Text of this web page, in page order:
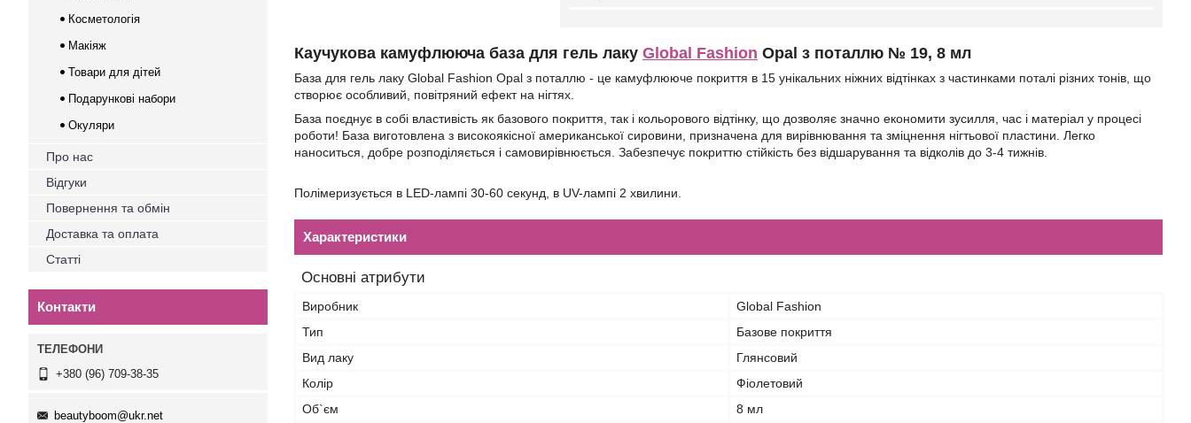
Каучукова камуфлююча база для гель лаку Global Fashion Opal з поталлю № 19, 8 мл
База для гель лаку Global Fashion Opal з поталлю - це камуфлююче покриття в 15 унікальних ніжних відтінках з частинками поталі різних тонів, що
створює особливий, повітряний ефект на нігтях.
База поєднує в собі властивість як базового покриття, так і кольорового відтінку, що дозволяє значно економити зусилля, час і матеріал у процесі
роботи! База виготовлена з високоякісної американської сировини, призначена для вирівнювання та зміцнення нігтьової пластини. Легко
наноситься, добре розподіляється і самовирівнюється. Забезпечує покриттю стійкість без відшарування та відколів до 3-4 тижнів.
Полімеризується в LED-лампі 30-60 секунд, в UV-лампі 2 хвилини.
Характеристики
Основні атрибути
Виробник
Global Fashion
Тип
Базове покриття
Вид лаку
Глянсовий
Колір
Фіолетовий
Об`єм
8 мл
Косметологія
Макіяж
Товари для дітей
Подарункові набори
Окуляри
Про нас
Відгуки
Повернення та обмін
Доставка та оплата
Статті
Контакти
+380 (96) 709-38-35
beautyboom@ukr.net